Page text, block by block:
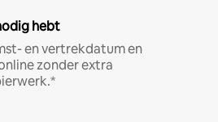
hebt
en vertrekdatum en
zonder extra